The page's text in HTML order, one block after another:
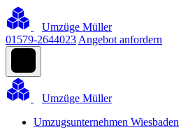
Umzüge Müller
01579-2644023 Angebot anfordern
Umzüge Müller
Umzugsunternehmen Wiesbaden